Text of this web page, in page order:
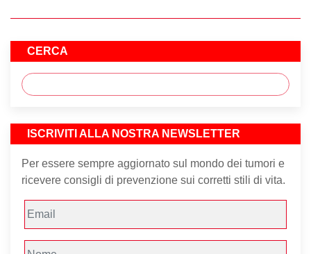
CERCA
ISCRIVITI ALLA NOSTRA NEWSLETTER
Per essere sempre aggiornato sul mondo dei tumori e
ricevere consigli di prevenzione sui corretti stili di vita.